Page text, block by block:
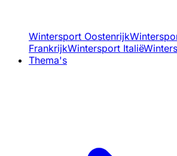
Wintersport Oostenrijk
FrankrijkWintersport Italië
Thema's